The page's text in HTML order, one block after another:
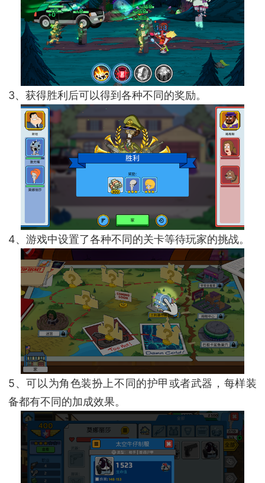
3、获得胜利后可以得到各种不同的奖励。
4、游戏中设置了各种不同的关卡等待玩家的挑战。
5、可以为角色装扮上不同的护甲或者武器，每样装
备都有不同的加成效果。